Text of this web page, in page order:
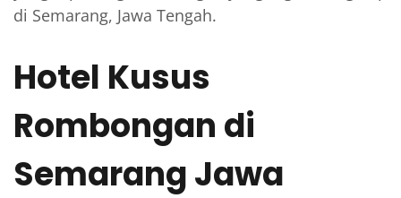
di Semarang, Jawa Tengah.
Hotel Kusus
Rombongan di
Semarang Jawa